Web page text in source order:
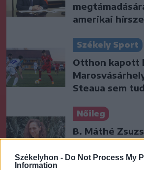
Székelyhon - Do Not Process My
Information
amerikai
Székely Sport
Otthon kapott
Steaua sem
Nőileg
B. Máthé